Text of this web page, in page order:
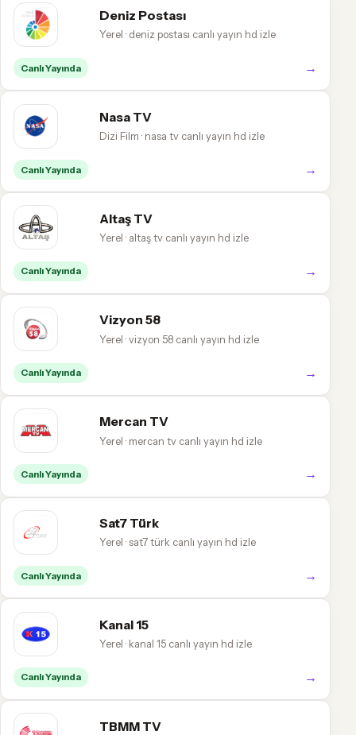
Deniz Postası
Yerel · deniz postası canlı yayın hd izle
Canlı Yayında →
Nasa TV
Dizi Film · nasa tv canlı yayın hd izle
Canlı Yayında →
Altaş TV
Yerel · altaş tv canlı yayın hd izle
Canlı Yayında →
Vizyon 58
Yerel · vizyon 58 canlı yayın hd izle
Canlı Yayında →
Mercan TV
Yerel · mercan tv canlı yayın hd izle
Canlı Yayında →
Sat7 Türk
Yerel · sat7 türk canlı yayın hd izle
Canlı Yayında →
Kanal 15
Yerel · kanal 15 canlı yayın hd izle
Canlı Yayında →
TBMM TV